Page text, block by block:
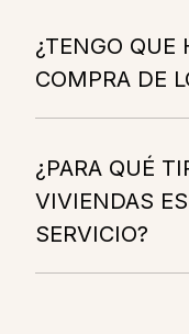
¿TENGO QUE
COMPRA DE
¿PARA QUÉ
VIVIENDAS
SERVICIO?